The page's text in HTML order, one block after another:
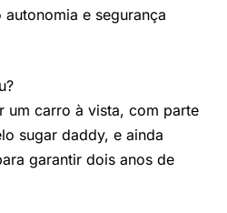
e segurança
um carro à vista, com parte
sugar daddy, e ainda
garantir dois anos de